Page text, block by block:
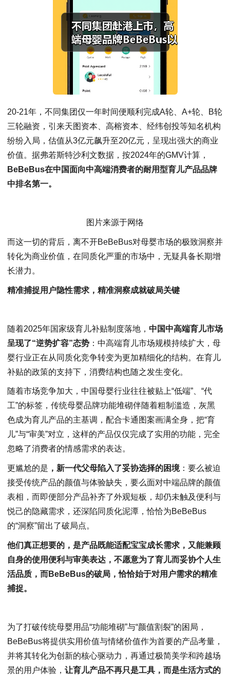
20-21年，不同集团仅一年时间便顺利完成A轮、A+轮、B轮
三轮融资，引来天图资本、高榕资本、经纬创投等知名机构
纷纷入局，估值从3亿元飙升至20亿元，呈现出强大的商业
价值。据弗若斯特沙利文数据，按2024年的GMV计算，
BeBeBus在中国面向中高端消费者的耐用型育儿产品品牌
中排名第一。
图片来源于网络
而这一切的背后，离不开BeBeBus对母婴市场的极致洞察并
转化为商业价值，在同质化严重的市场中，无疑具备长期增
长潜力。
精准捕捉用户隐性需求，精准洞察成就破局关键
随着2025年国家级育儿补贴制度落地， 中国中高端育儿市场
呈现了“逆势扩容”态势 ：中高端育儿市场规模持续扩大，母
婴行业正在从同质化竞争转变为更加精细化的结构。在育儿
补贴的政策的支持下，消费结构也随之发生变化。
随着市场竞争加大，中国母婴行业往往被贴上“低端”、“代
工”的标签，传统母婴品牌功能堆砌伴随着粗制滥造，灰黑
色成为育儿产品的主基调，配合卡通图案画满全身，把“育
儿”与“审美”对立，这样的产品仅仅完成了实用的功能，完全
忽略了消费者的情感需求的表达。
更尴尬的是 ，新一代父母陷入了妥协选择的困境：要么被迫
接受传统产品的颜值与体验缺失，要么面对中端品牌的颜值
表相，而即便部分产品补齐了外观短板，却仍未触及便利与
悦己的隐藏需求，还深陷同质化泥潭，恰恰为BeBeBus
的“洞察”留出了破局点。
他们真正想要的，是产品既能适配宝宝成长需求，又能兼顾
自身的使用便利与审美表达， 不愿意为了育儿而妥协个人生
活品质 ， 而BeBeBus的破局，恰恰始于对用户需求的精准
捕捉。
为了打破传统母婴用品“功能堆砌”与“颜值割裂”的困局，
BeBeBus将提供实用价值与情绪价值作为首要的产品考量，
并将其转化为创新的核心驱动力，再通过极简美学和跨越场
景的用户体验， 让育儿产品不再只是工具，而是生活方式的